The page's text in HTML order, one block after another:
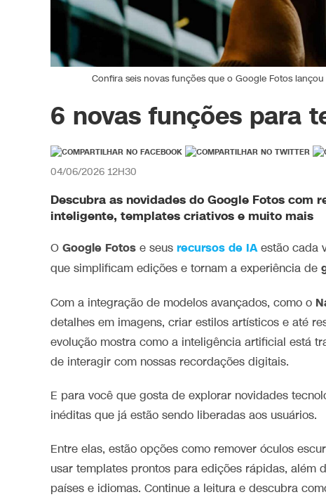
Confira seis novas funções que o Google Fotos
6 novas funções para
04/06/2026 12H30
Descubra as novidades do Google Fotos com
inteligente, templates criativos e muito mais
O Google Fotos e seus recursos de IAestão cada
que simplificam edições e tornam a experiência de
Com a integração de modelos avançados, como o
detalhes em imagens, criar estilos artísticos e até
evolução mostra como a inteligência artificial está
de interagir com nossas recordações digitais.
E para você que gosta de explorar novidades
inéditas que já estão sendo liberadas aos usuários.
Entre elas, estão opções como remover óculos
usar templates prontos para edições rápidas, além
países e idiomas. Continue a leitura e descubra